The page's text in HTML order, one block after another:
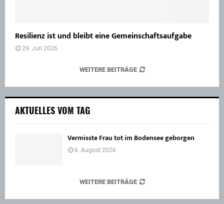
Resilienz ist und bleibt eine Gemeinschaftsaufgabe
29. Juli 2026
WEITERE BEITRÄGE
AKTUELLES VOM TAG
Vermisste Frau tot im Bodensee geborgen
6. August 2026
WEITERE BEITRÄGE